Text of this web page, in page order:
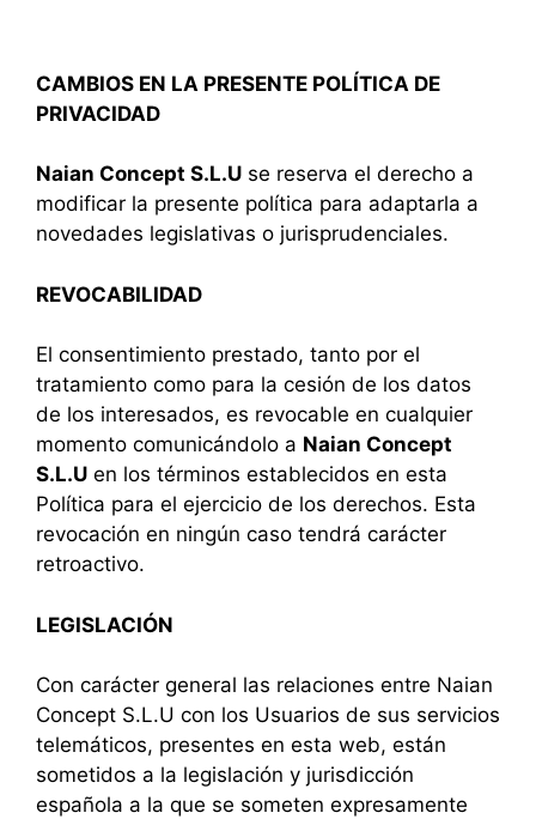
CAMBIOS EN LA PRESENTE POLÍTICA DE
PRIVACIDAD
Naian Concept S.L.U se reserva el derecho a
modificar la presente política para adaptarla a
novedades legislativas o jurisprudenciales.
REVOCABILIDAD
El consentimiento prestado, tanto por el
tratamiento como para la cesión de los datos
de los interesados, es revocable en cualquier
momento comunicándolo a Naian Concept
S.L.U en los términos establecidos en esta
Política para el ejercicio de los derechos. Esta
revocación en ningún caso tendrá carácter
retroactivo.
LEGISLACIÓN
Con carácter general las relaciones entre Naian
Concept S.L.U con los Usuarios de sus servicios
telemáticos, presentes en esta web, están
sometidos a la legislación y jurisdicción
española a la que se someten expresamente